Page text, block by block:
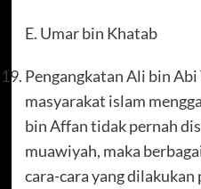
E. Umar bin Khatab
Pengangkatan Ali bin
masyarakat islam
bin Affan tidak pernah
muawiyah, maka
cara-cara yang